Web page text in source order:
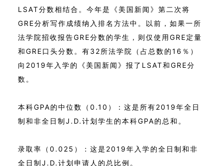
LSAT分数相结合。今年是《美国新闻》第二次将
GRE分析写作成绩纳入排名方法中。以前，如果一所
法学院招收报告GRE分数的学生，则仅使用GRE定量
和GRE口头分数。有32所法学院（占总数的16％）
向2019年入学的《美国新闻》报了LSAT和GRE分
数。
本科GPA的中位数（0.10）：这是所有2019年全日
制和非全日制J.D.计划学生的本科GPA的总和。
录取率（0.025）：这是2019年入学的全日制和非
全日制J.D.计划申请人的总比例。